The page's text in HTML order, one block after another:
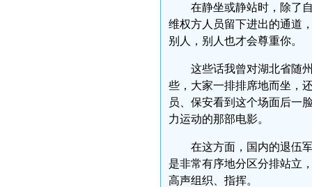
在静坐或静站时，除了
维权方人员留下进出的通道
别人，别人也才会尊重你。
这些话我曾对湖北省随
些，大家一排排席地而坐，
员、保安看到这个场面后一
力运动的那部电影。
在这方面，国内的退伍
是非常有序地分区分排站立
高声组织、指挥。